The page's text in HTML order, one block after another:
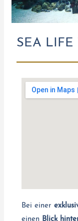
SEA LIFE
Bei einer
einen Blick